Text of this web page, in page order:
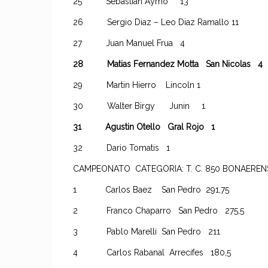
26 Sergio Diaz – Leo Diaz Ramallo 11
27 Juan Manuel Frua 4
28 Matias Fernandez Motta San Nicolas 4
29 Martin Hierro Lincoln 1
30 Walter Birgy Junin 1
31 Agustin Otello Gral Rojo 1
32 Dario Tomatis 1
CAMPEONATO CATEGORIA: T. C.
1 Carlos Baez San Pedro 291,75
2 Franco Chaparro San Pedro 275,5
3 Pablo Marelli San Pedro 211
4 Carlos Rabanal Arrecifes 180,5